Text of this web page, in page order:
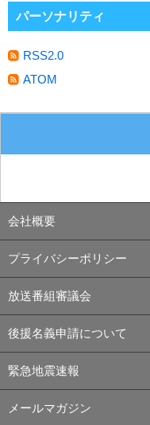
パーソナリティ
RSS2.0
ATOM
会社概要
プライバシーポリシー
放送番組審議会
後援名義申請について
緊急地震速報
メールマガジン